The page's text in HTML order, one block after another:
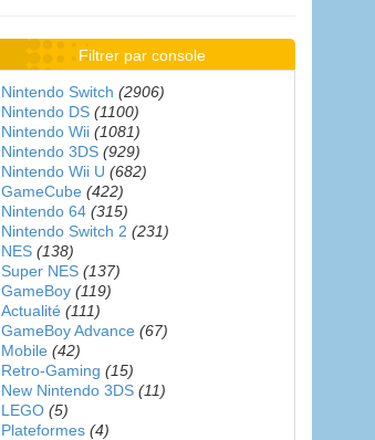
Filtrer par console
Nintendo Switch (2906)
Nintendo DS (1100)
Nintendo Wii (1081)
Nintendo 3DS (929)
Nintendo Wii U (682)
GameCube (422)
Nintendo 64 (315)
Nintendo Switch 2 (231)
NES (138)
Super NES (137)
GameBoy (119)
Actualité (111)
GameBoy Advance (67)
Mobile (42)
Retro-Gaming (15)
New Nintendo 3DS (11)
LEGO (5)
Plateformes (4)